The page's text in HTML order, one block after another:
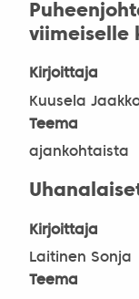
viimeiselle
Kirjoittaja
Kuusela
Teema
ajankohtaista
Kirjoittaja
Laitinen Sonja
Teema